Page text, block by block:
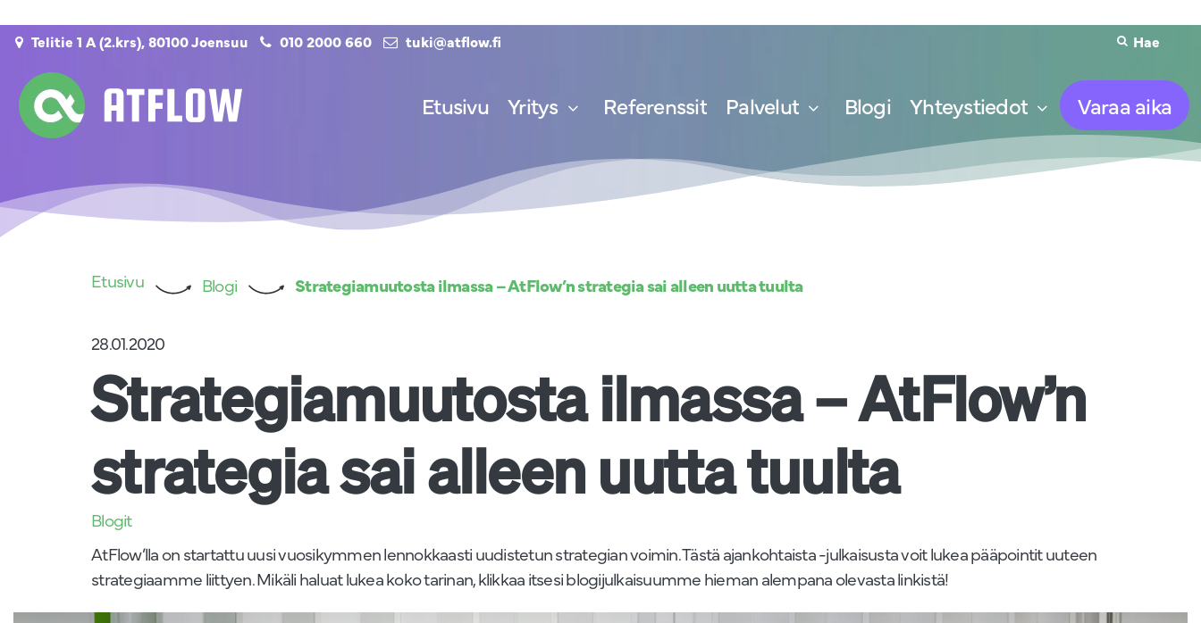
Telitie 1 A (2.krs), 80100 Joensuu 010 2000 660 tuki@atflow.fi Hae
Etusivu Yritys Referenssit Palvelut Blogi Yhteystiedot Varaa aika
Etusivu Blogi Strategiamuutosta ilmassa – AtFlow’n strategia sai alleen uutta tuulta
28.01.2020
Strategiamuutosta ilmassa – AtFlow’n
strategia sai alleen uutta tuulta
Blogit
AtFlow’lla on startattu uusi vuosikymmen lennokkaasti uudistetun strategian voimin. Tästä ajankohtaista -julkaisusta voit lukea pääpointit uuteen
strategiaamme liittyen. Mikäli haluat lukea koko tarinan, klikkaa itsesi blogijulkaisuumme hieman alempana olevasta linkistä!